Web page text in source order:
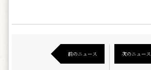
前のニュース 次のニュース